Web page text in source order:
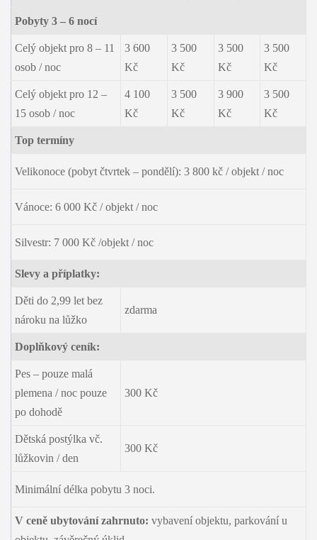
Pobyty 3 – 6 nocí
Celý objekt pro 8 – 11
osob / noc
3 600
Kč
3 500
Kč
3 500
Kč
3 500
Kč
Celý objekt pro 12 –
15 osob / noc
4 100
Kč
3 500
Kč
3 900
Kč
3 500
Kč
Top termíny
Velikonoce (pobyt čtvrtek – pondělí): 3 800 kč / objekt / noc
Vánoce: 6 000 Kč / objekt / noc
Silvestr: 7 000 Kč /objekt / noc
Slevy a příplatky:
Děti do 2,99 let bez
nároku na lůžko
zdarma
Doplňkový ceník:
Pes – pouze malá
plemena / noc pouze
po dohodě
300 Kč
Dětská postýlka vč.
lůžkovin / den
300 Kč
Minimální délka pobytu 3 noci.
V ceně ubytování zahrnuto: vybavení objektu, parkování u